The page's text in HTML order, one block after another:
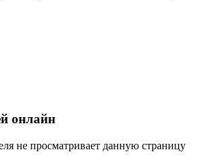
онлайн
не просматривает данную страницу